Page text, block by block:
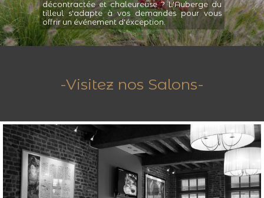
s'adapte à vos demandes pour vous
un événement d'éxception.